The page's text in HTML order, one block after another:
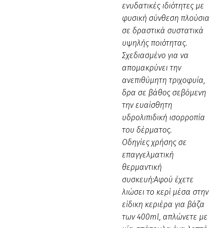
ενυδατικές ιδιότητες με
φυσική σύνθεση πλούσια
σε δραστικά συστατικά
υψηλής ποιότητας.
Σχεδιασμένο για να
απομακρύνει την
ανεπιθύμητη τριχοφυία,
δρα σε βάθος σεβόμενη
την ευαίσθητη
υδρολιπιδική ισορροπία
του δέρματος.
Οδηγίες χρήσης σε
επαγγελματική
θερμαντική
συσκευή:Αφού έχετε
λιώσει το κερί μέσα στην
είδικη κεριέρα για βάζα
των 400ml, απλώνετε με